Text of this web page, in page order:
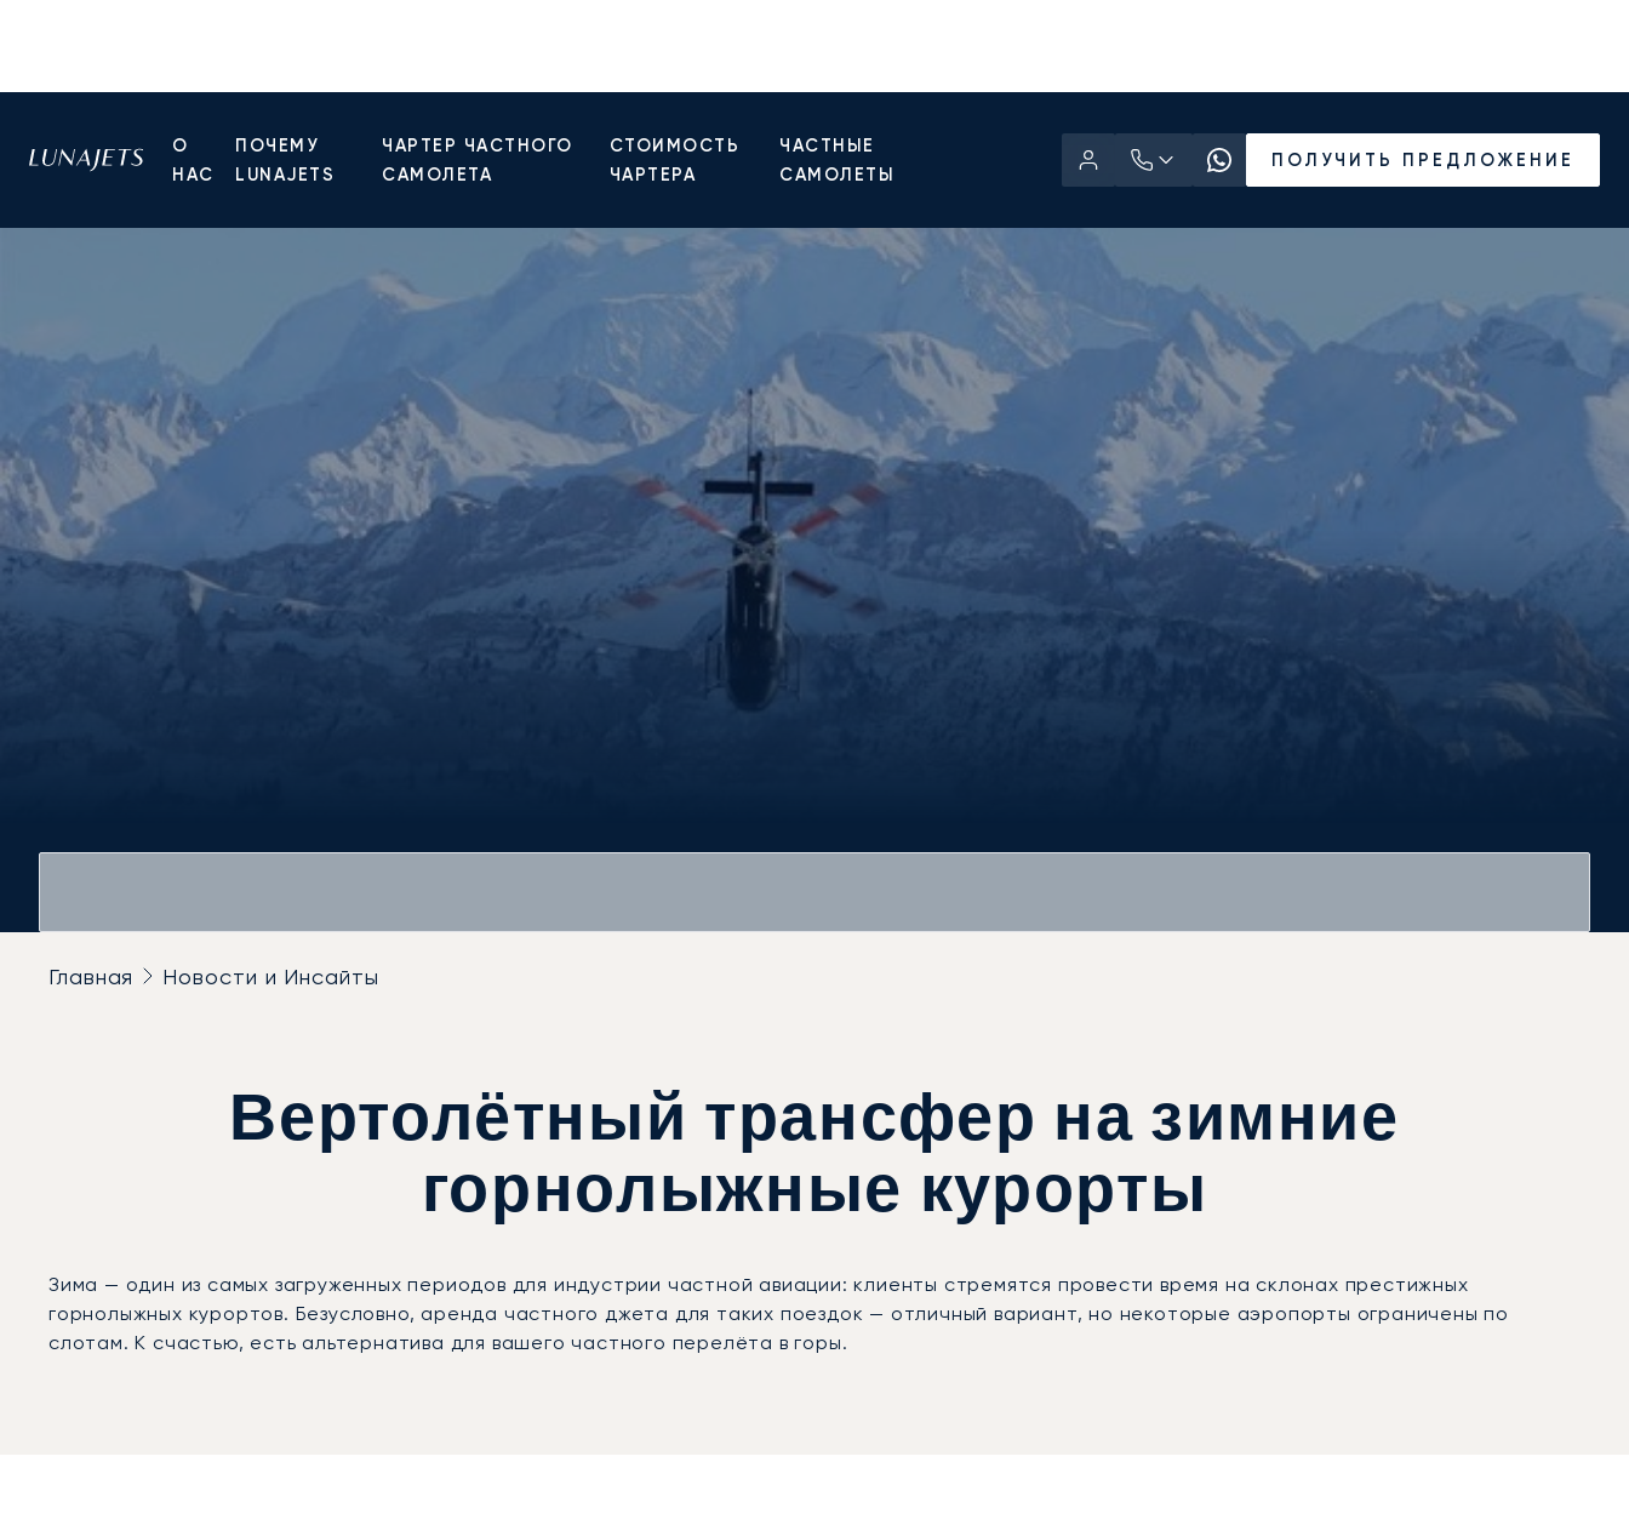
О
НАС
ПОЧЕМУ
LUNAJETS
ЧАРТЕР ЧАСТНОГО
САМОЛЕТА
СТОИМОСТЬ
ЧАРТЕРА
ЧАСТНЫЕ
САМОЛЕТЫ
ПОЛУЧИТЬ ПРЕДЛОЖЕНИЕ
Главная Новости и Инсайты
Вертолётный трансфер на зимние
горнолыжные курорты
Зима — один из самых загруженных периодов для индустрии частной авиации: клиенты стремятся провести время на склонах престижных
горнолыжных курортов. Безусловно, аренда частного джета для таких поездок — отличный вариант, но некоторые аэропорты ограничены по
слотам. К счастью, есть альтернатива для вашего частного перелёта в горы.